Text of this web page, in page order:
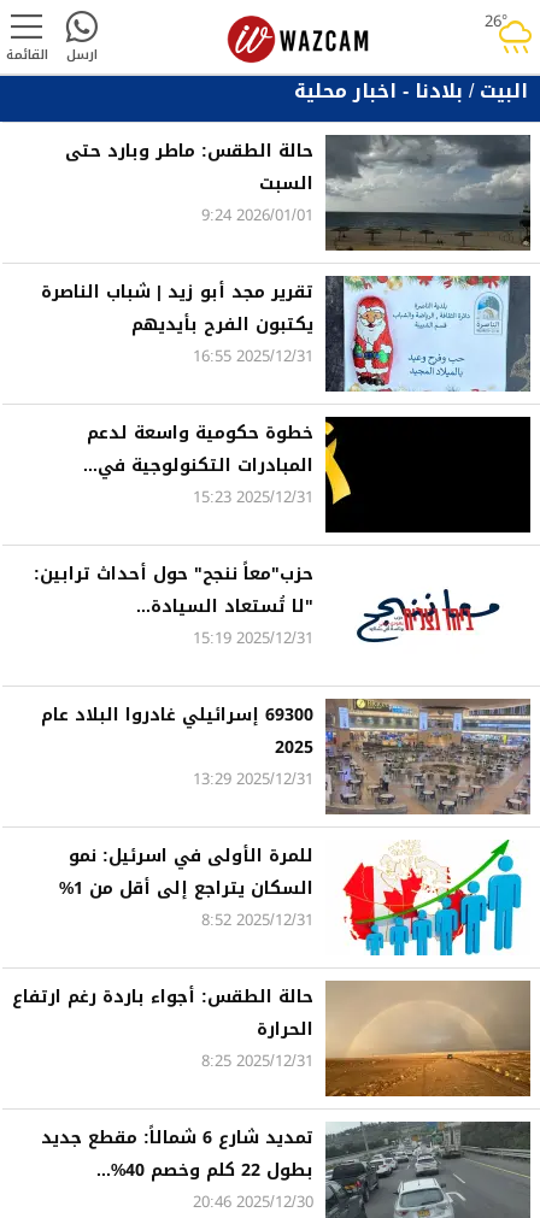
26°rainy القائمة ارسل
البيت/بلادنا - اخبار محلية
حالة الطقس: ماطر وبارد حتى
السبت
2026/01/01 9:24
تقرير مجد أبو زيد | شباب الناصرة
يكتبون الفرح بأيديهم
2025/12/31 16:55
خطوة حكومية واسعة لدعم
المبادرات التكنولوجية في...
2025/12/31 15:23
حزب"معاً ننجح" حول أحداث ترابين:
"لا تُستعاد السيادة...
2025/12/31 15:19
69300 إسرائيلي غادروا البلاد عام
2025
2025/12/31 13:29
للمرة الأولى في اسرئيل: نمو
السكان يتراجع إلى أقل من 1%
2025/12/31 8:52
حالة الطقس: أجواء باردة رغم ارتفاع
الحرارة
2025/12/31 8:25
تمديد شارع 6 شمالاً: مقطع جديد
بطول 22 كلم وخصم 40%...
2025/12/30 20:46